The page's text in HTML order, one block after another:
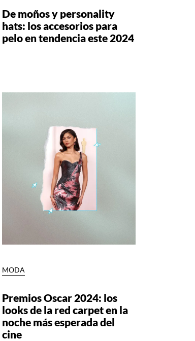
De moños y personality
hats: los accesorios para
pelo en tendencia este 2024
MODA
Premios Oscar 2024: los
looks de la red carpet en la
noche más esperada del
cine